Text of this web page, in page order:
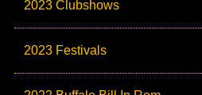
2023 Clubshows
2023 Festivals